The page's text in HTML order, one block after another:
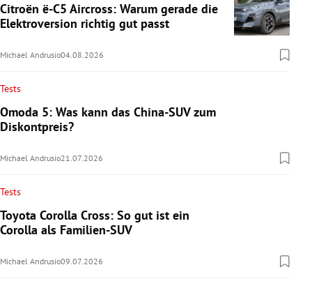
Citroën ë-C5 Aircross: Warum gerade die
Elektroversion richtig gut passt
Michael Andrusio04.08.2026
Tests
Omoda 5: Was kann das China-SUV zum
Diskontpreis?
Michael Andrusio21.07.2026
Tests
Toyota Corolla Cross: So gut ist ein
Corolla als Familien-SUV
Michael Andrusio09.07.2026